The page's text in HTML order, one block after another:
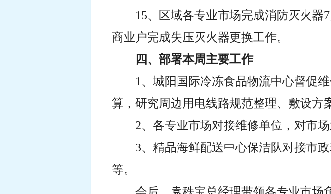
15、区域各专业市场完成消防灭火
商业户完成失压灭火器更换工作。
四、部署本周主要工作
1、城阳国际冷冻食品物流中心督促
算，研究周边用电线路规范整理、敷设方
2、各专业市场对接维修单位，对市
3、精品海鲜配送中心保洁队对接市
等。